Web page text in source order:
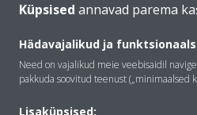
Tutvustus Daikin
Küpsised annavad parema
Hädavajalikud ja
Need on vajalikud meie veebisaidil
pakkuda soovitud teenust („minimaalsed
Lisaküpsised: